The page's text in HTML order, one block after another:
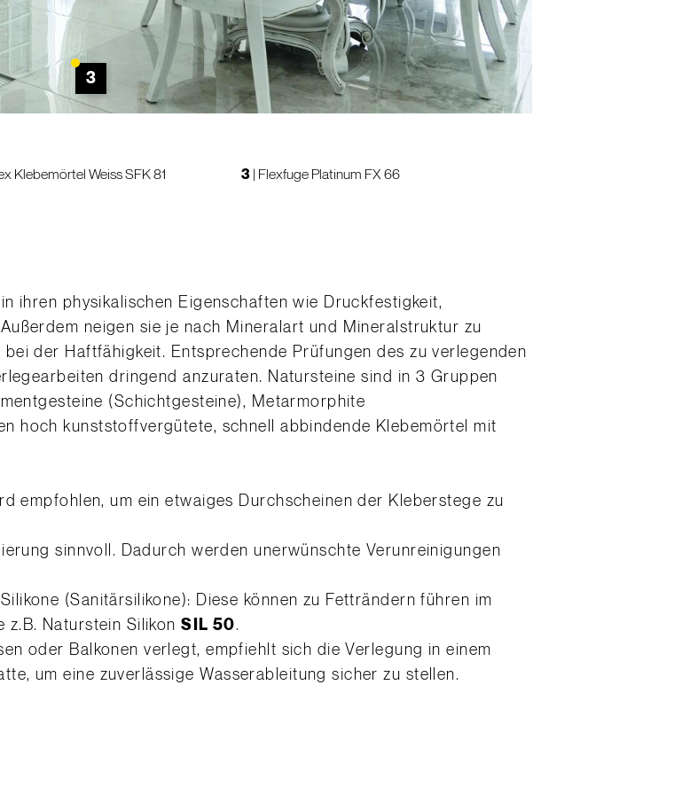
3
Klebemörtel Weiss SFK 81 3 Flexfuge Platinum FX 66
ihren physikalischen Eigenschaften wie Druckfestigkeit,
neigen sie je nach Mineralart und Mineralstruktur zu
der Haftfähigkeit. Entsprechende Prüfungen des zu verlegenden
dringend anzuraten. Natursteine sind in 3 Gruppen
(Schichtgesteine), Metarmorphite
hoch kunststoffvergütete, schnell abbindende Klebemörtel mit
empfohlen, um ein etwaiges Durchscheinen der Kleberstege zu
sinnvoll. Dadurch werden unerwünschte Verunreinigungen
(Sanitärsilikone): Diese können zu Fetträndern führen im
z.B. Naturstein SilikonSIL 50.
oder Balkonen verlegt, empfiehlt sich die Verlegung in einem
um eine zuverlässige Wasserableitung sicher zu stellen.